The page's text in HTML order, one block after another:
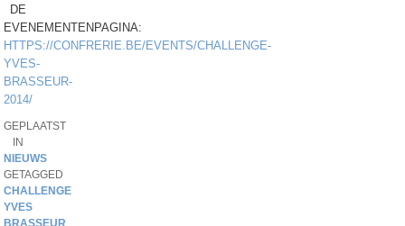
DE
EVENEMENTENPAGINA:
HTTPS://CONFRERIE.BE/EVENTS/CHALLENGE-
YVES-
BRASSEUR-
2014/
GEPLAATST
IN
NIEUWS
GETAGGED
CHALLENGE
YVES
BRASSEUR,